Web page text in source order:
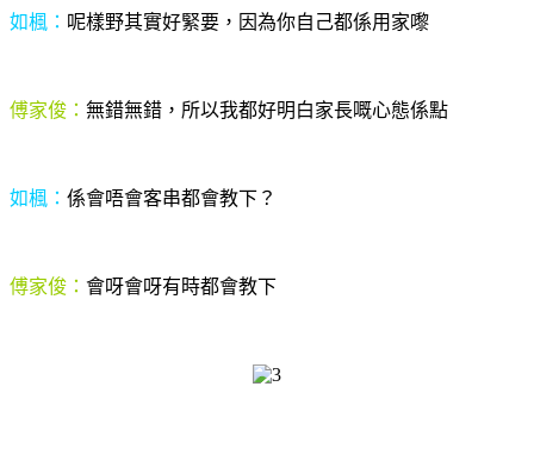
如楓： 呢樣野其實好緊要，因為你自己都係用家嚟
傅家俊： 無錯無錯，所以我都好明白家長嘅心態係點
如楓： 係會唔會客串都會教下？
傅家俊： 會呀會呀有時都會教下